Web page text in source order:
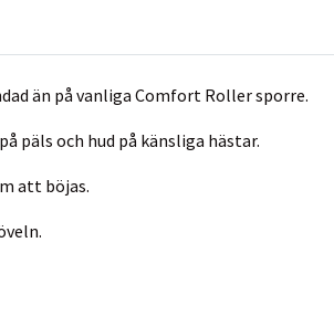
än på vanliga Comfort Roller sporre.
päls och hud på känsliga hästar.
att böjas.